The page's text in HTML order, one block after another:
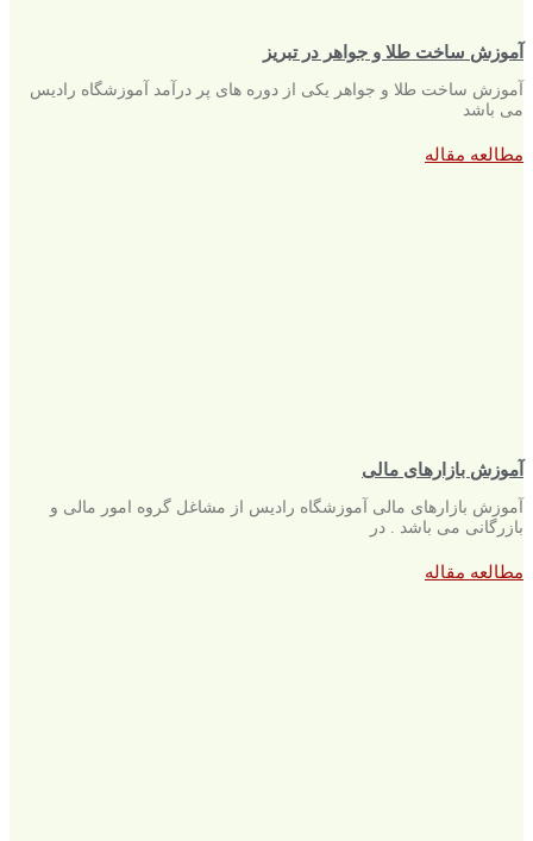
آموزش ساخت طلا و جواهر در تبریز
آموزش ساخت طلا و جواهر یکی از دوره های پر درآمد آموزشگاه رادیس
می باشد
مطالعه مقاله
آموزش بازارهای مالی
آموزش بازارهای مالی آموزشگاه رادیس از مشاغل گروه امور مالی و
بازرگانی می باشد . در
مطالعه مقاله